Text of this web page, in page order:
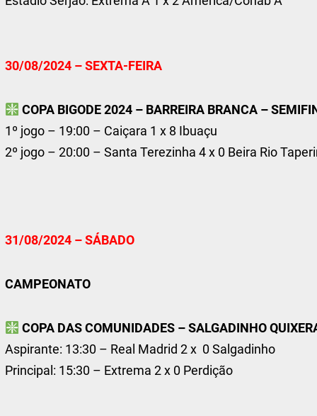
30/08/2024 – SEXTA-FEIRA
COPA BIGODE 2024 – BARREIRA BRANCA –
1º jogo – 19:00 – Caiçara 1 x 8 Ibuaçu
2º jogo – 20:00 – Santa Terezinha 4 x 0 Beira Rio
31/08/2024 – SÁBADO
CAMPEONATO
COPA DAS COMUNIDADES – SALGADINHO
Aspirante: 13:30 – Real Madrid 2 x 0 Salgadinho
Principal: 15:30 – Extrema 2 x 0 Perdição